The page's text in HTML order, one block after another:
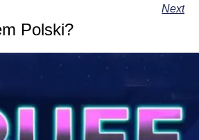
Next
Polski?